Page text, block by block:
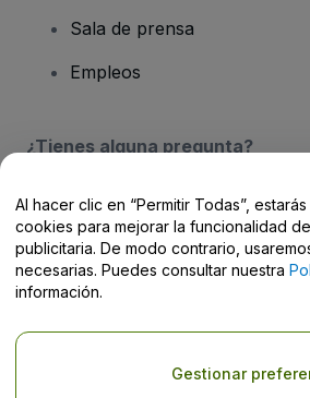
Sala de prensa
Empleos
¿Tienes alguna pregunta?
Centro de Ayuda / Contacto
Derechos reservados © viagogo
Política de Privacidad,
Al hacer clic en “Permitir Todas”,
cookies para mejorar la funcionalidad
publicitaria. De modo contrario,
necesarias. Puedes consultar nuestra
información.
Gestionar